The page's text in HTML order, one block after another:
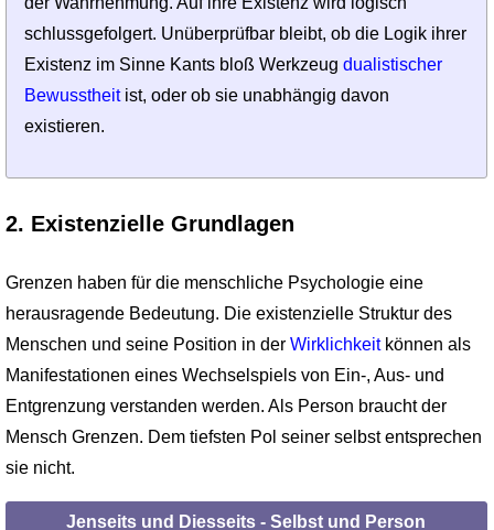
schlussgefolgert. Unüberprüfbar bleibt, ob die Logik ihrer
Existenz im Sinne Kants bloß Werkzeug dualis­tischer
Bewusstheitist, oder ob sie unabhängig davon
existieren.
2. Existenzielle Grundlagen
Grenzen haben für die menschliche Psychologie eine
herausragende Bedeutung. Die existenzielle Struktur des
Menschen und seine Position in der Wirklichkeitkönnen als
Manifestationen eines Wechselspiels von Ein-, Aus- und
Entgrenzung verstanden werden. Als Person braucht der
Mensch Grenzen. Dem tiefsten Pol seiner selbst entsprechen
sie nicht.
Jenseits und Diesseits - Selbst und Person